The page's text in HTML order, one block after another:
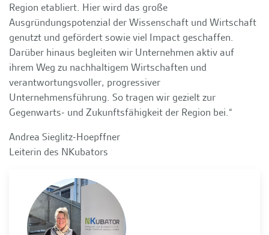
Region etabliert. Hier wird das große
Ausgründungspotenzial der Wissenschaft und Wirtschaft
genutzt und gefördert sowie viel Impact geschaffen.
Darüber hinaus begleiten wir Unternehmen aktiv auf
ihrem Weg zu nachhaltigem Wirtschaften und
verantwortungsvoller, progressiver
Unternehmensführung. So tragen wir gezielt zur
Gegenwarts- und Zukunftsfähigkeit der Region bei.“
Andrea Sieglitz-Hoepffner
Leiterin des NKubators